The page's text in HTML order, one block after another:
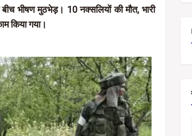
भीषण मुठभेड़। 10 नक्सलियों की मौत, भारी
किया गया।